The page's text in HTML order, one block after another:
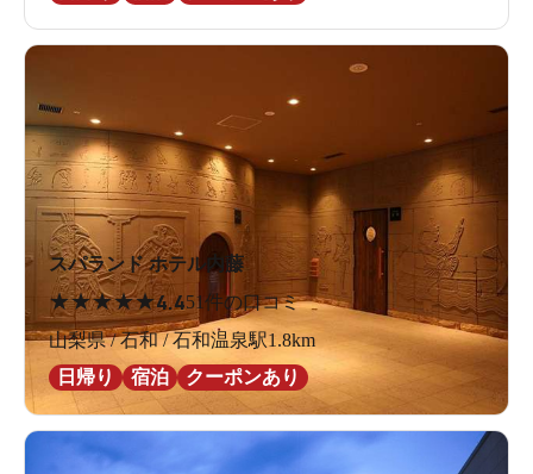
スパランド ホテル内藤
★★★★★4.451件の口コミ
山梨県 / 石和 / 石和温泉駅1.8km
日帰り
宿泊 クーポンあり